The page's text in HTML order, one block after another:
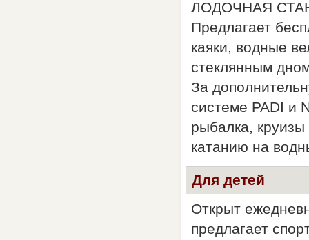
ЛОДОЧНАЯ
Предлагает
каяки, водные
стеклянным
За
системе PADI и
рыбалка,
катанию на
Для детей
Открыт
предлагает